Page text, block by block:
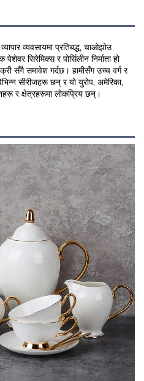
व्यवसायमा प्रतिबद्ध, चाओझोउ
सिरेमिक्स र पोर्सिलीन निर्माता हो
सँगै समावेश गर्दछ। हामीसँग उच्च वर्ग र
सीरीजहरू छन् र यो युरोप, अमेरिका,
र क्षेत्रहरूमा लोकप्रिय छन्।